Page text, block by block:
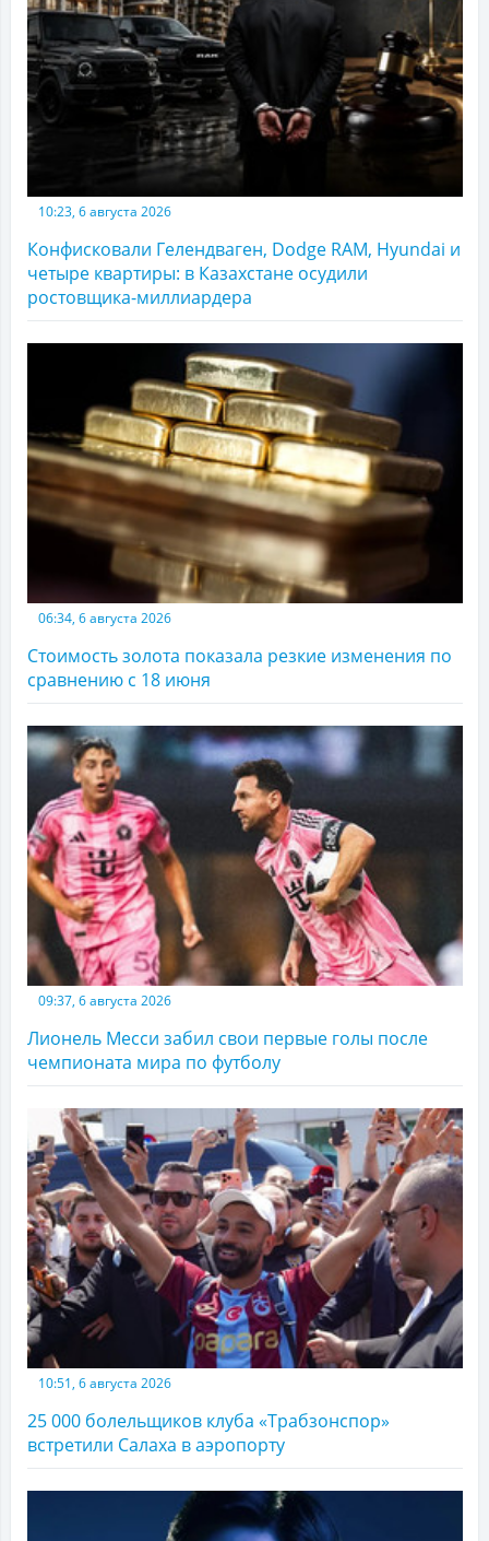
10:23, 6 августа 2026
Конфисковали Гелендваген, Dodge RAM, Hyundai и
четыре квартиры: в Казахстане осудили
ростовщика-миллиардера
06:34, 6 августа 2026
Стоимость золота показала резкие изменения по
сравнению с 18 июня
09:37, 6 августа 2026
Лионель Месси забил свои первые голы после
чемпионата мира по футболу
10:51, 6 августа 2026
25 000 болельщиков клуба «Трабзонспор»
встретили Салаха в аэропорту